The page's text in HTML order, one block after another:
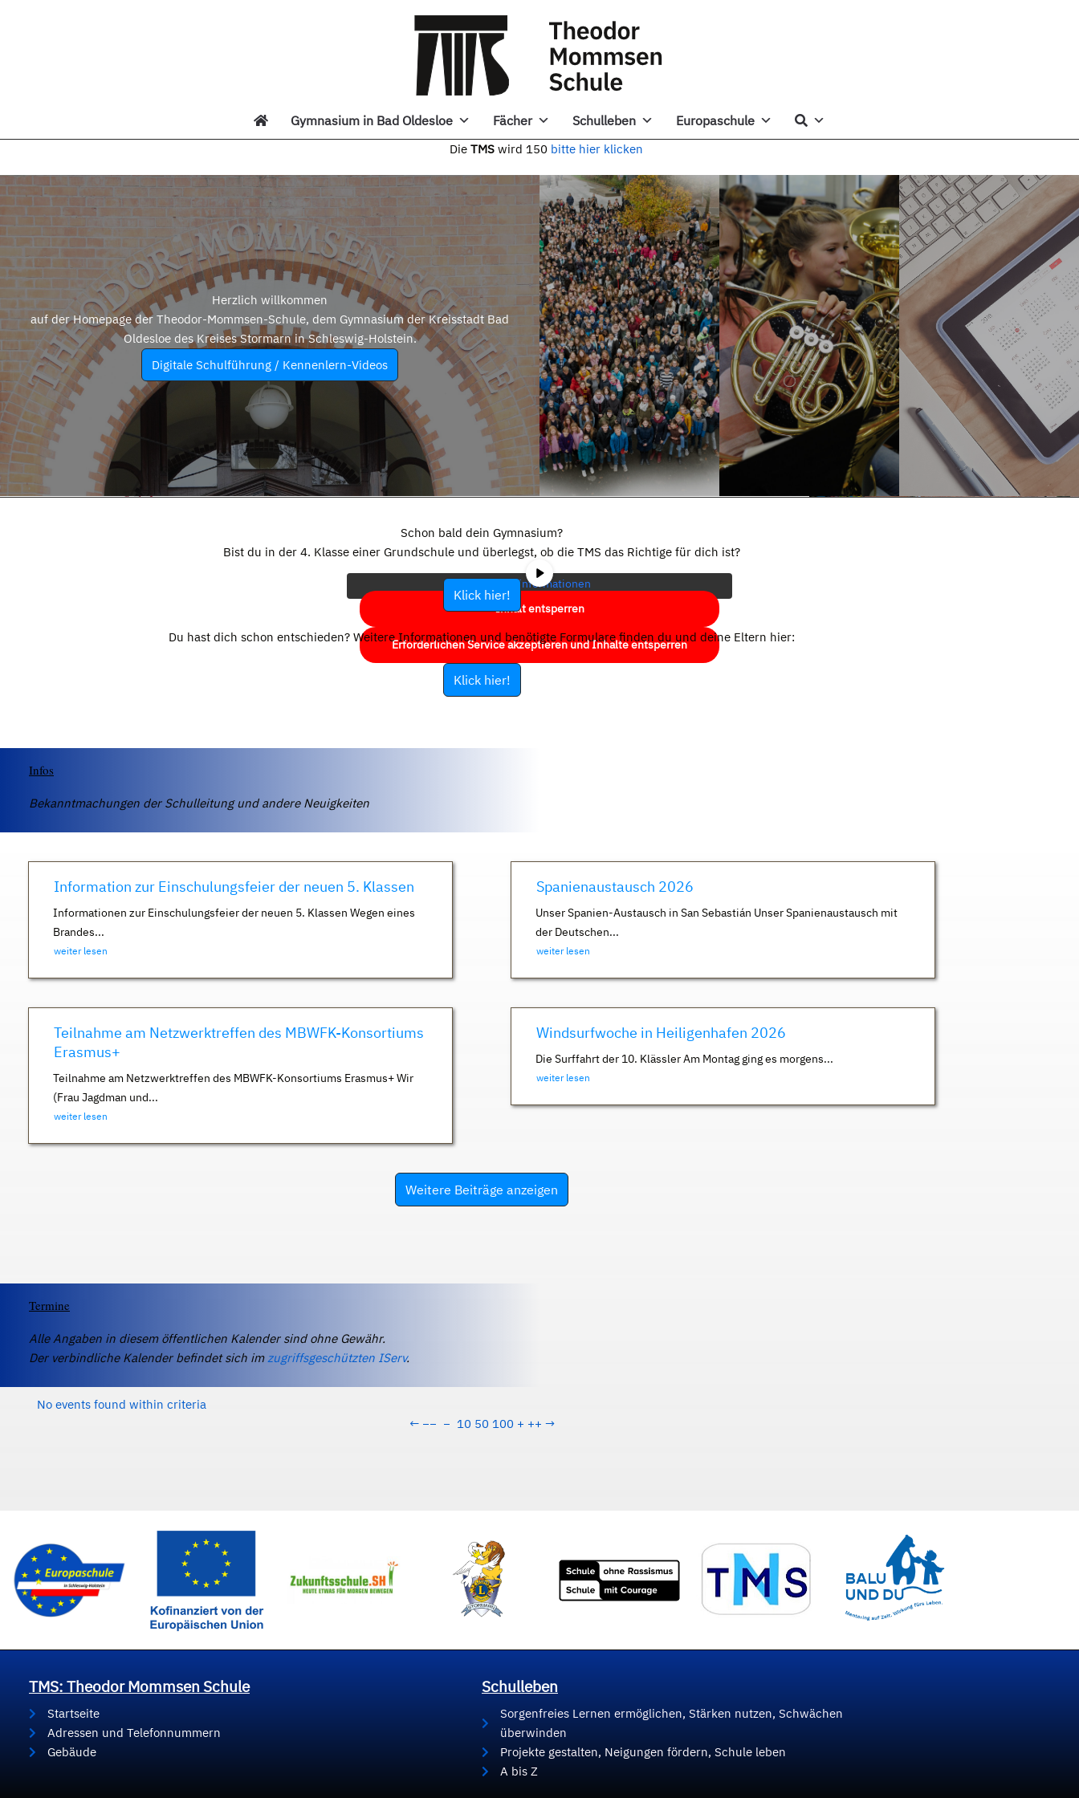
Gymnasium in Bad Oldesloe Fächer Schulleben Europaschule
Die TMS wird 150 bitte hier klicken
Herzlich willkommen
auf der Homepage der Theodor-Mommsen-Schule, dem Gymnasium der Kreisstadt Bad
Oldesloe des Kreises Stormarn in Schleswig-Holstein.
Digitale Schulführung / Kennenlern-Videos
eigentlichen Inhalt zuzugreifen, klicken Sie auf die Schaltfläche unten.
Bitte beachten Sie, dass dabei Daten an Drittanbieter weitergegeben
werden.
Mehr Informationen
Inhalt entsperren
Erforderlichen Service akzeptieren und Inhalte entsperren
Schon bald dein Gymnasium?
Bist du in der 4. Klasse einer Grundschule und überlegst, ob die TMS das Richtige für dich ist?
Klick hier!
Du hast dich schon entschieden? Weitere Informationen und benötigte Formulare finden du und deine Eltern hier:
Klick hier!
Infos
Bekanntmachungen der Schulleitung und andere Neuigkeiten
Information zur Einschulungsfeier der neuen 5. Klassen
Informationen zur Einschulungsfeier der neuen 5. Klassen Wegen eines
Brandes...
weiter lesen
Spanienaustausch 2026
Unser Spanien-Austausch in San Sebastián Unser Spanienaustausch mit
der Deutschen...
weiter lesen
Teilnahme am Netzwerktreffen des MBWFK-Konsortiums
Erasmus+
Teilnahme am Netzwerktreffen des MBWFK-Konsortiums Erasmus+ Wir
(Frau Jagdman und...
weiter lesen
Windsurfwoche in Heiligenhafen 2026
Die Surffahrt der 10. Klässler Am Montag ging es morgens...
weiter lesen
Weitere Beiträge anzeigen
Termine
Alle Angaben in diesem öffentlichen Kalender sind ohne Gewähr.
Der verbindliche Kalender befindet sich imzugriffsgeschützten IServ.
No events found within criteria
← −− − 10 50 100 + ++ →
TMS: Theodor Mommsen Schule
Startseite
Adressen und Telefonnummern
Gebäude
Schulleben
Sorgenfreies Lernen ermöglichen, Stärken nutzen, Schwächen
überwinden
Projekte gestalten, Neigungen fördern, Schule leben
A bis Z